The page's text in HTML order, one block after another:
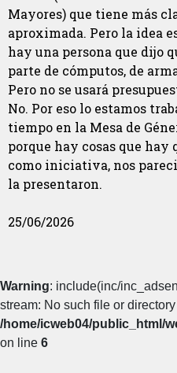
Mayores) que tiene más
aproximada. Pero la idea
hay una persona que dijo
parte de cómputos, de
Pero no se usará
No. Por eso lo estamos
tiempo en la Mesa de
porque hay cosas que
como iniciativa, nos
la presentaron.
25/06/2026
Warning: include(inc/
stream: No such file or
/home/icweb04/public_html/
on line 6